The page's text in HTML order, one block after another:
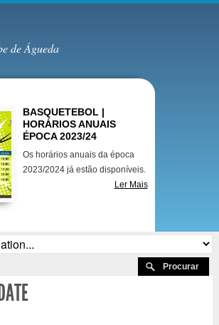
de Águeda
BASQUETEBOL |
HORÁRIOS ANUAIS
ÉPOCA 2023/24
Os horários anuais da época
2023/2024 já estão disponíveis.
Ler Mais